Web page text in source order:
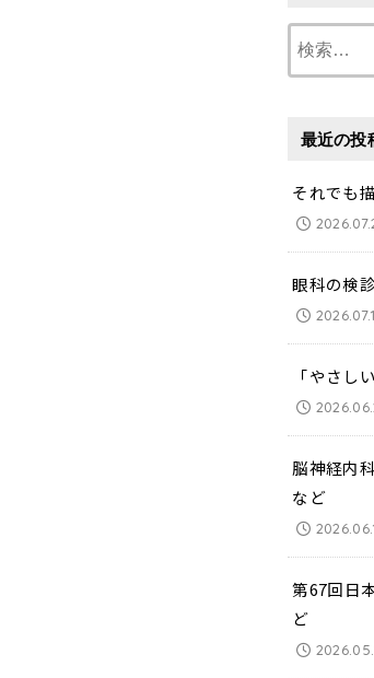
最近の投
それでも
眼科の検
「やさし
脳神経内
など
第67回日
ど